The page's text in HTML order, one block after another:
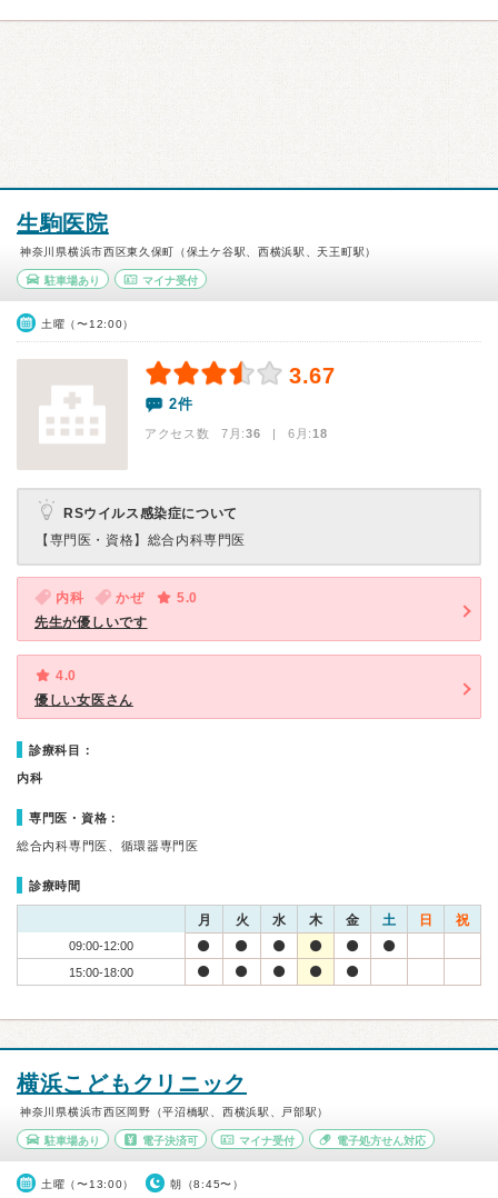
生駒医院
神奈川県横浜市西区東久保町（保土ケ谷駅、西横浜駅、天王町駅）
駐車場あり マイナ受付
土曜（〜12:00）
3.67
2件
アクセス数 7月:36 | 6月:18
RSウイルス感染症について
【専門医・資格】 総合内科専門医
内科 かぜ
5.0
先生が優しいです
4.0
優しい女医さん
診療科目：
内科
専門医・資格：
総合内科専門医、循環器専門医
診療時間
月 火 水 木 金 土 日 祝
09:00-12:00
15:00-18:00
横浜こどもクリニック
神奈川県横浜市西区岡野（平沼橋駅、西横浜駅、戸部駅）
駐車場あり 電子決済可 マイナ受付 電子処方せん対応
土曜（〜13:00） 朝（8:45〜）